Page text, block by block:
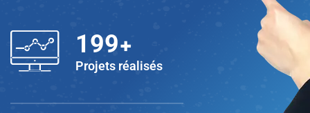
200+
Projets réalisés